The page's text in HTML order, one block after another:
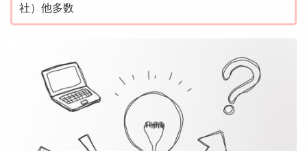
社）他多数